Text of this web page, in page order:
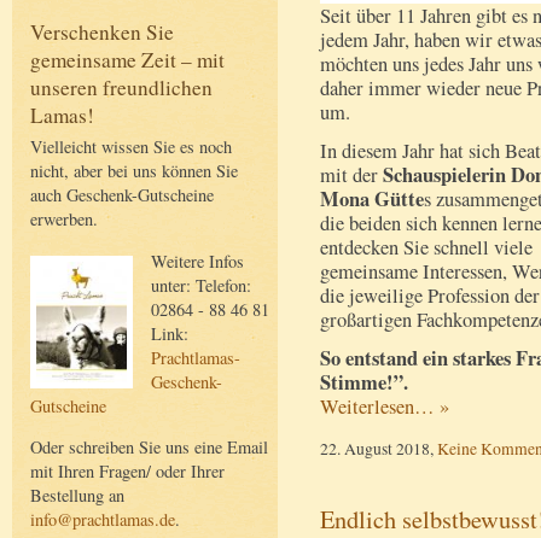
Verschenken Sie
gemeinsame Zeit – mit
unseren freundlichen
Lamas!
Vielleicht wissen Sie es noch
nicht, aber bei uns können Sie
auch Geschenk-Gutscheine
erwerben.
Weitere Infos
unter: Telefon:
02864 - 88 46 81
Link:
Prachtlamas-
Geschenk-
Gutscheine
Oder schreiben Sie uns eine Email
mit Ihren Fragen/ oder Ihrer
Bestellung an
info@prachtlamas.de.
Seit über 11 Jahren gibt es
jedem Jahr, haben wir
möchten uns jedes Jahr
daher immer wieder neue
um.
In diesem Jahr hat sich
mit derSchauspielerin
Mona Güttes
die beiden sich kennen
entdecken Sie schnell viele
gemeinsame Interessen,
die jeweilige Profession
großartigen
So entstand ein starkes
Stimme!”.
Weiterlesen… »
22. August 2018,Keine
Endlich